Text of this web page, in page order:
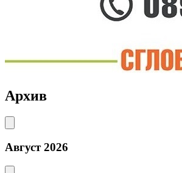
Архив
Август 2026